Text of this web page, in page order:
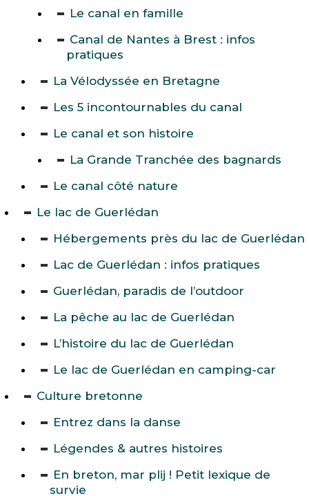
Le canal en famille
Canal de Nantes à Brest : infos
pratiques
La Vélodyssée en Bretagne
Les 5 incontournables du canal
Le canal et son histoire
La Grande Tranchée des bagnards
Le canal côté nature
Le lac de Guerlédan
Hébergements près du lac de Guerlédan
Lac de Guerlédan : infos pratiques
Guerlédan, paradis de l’outdoor
La pêche au lac de Guerlédan
L’histoire du lac de Guerlédan
Le lac de Guerlédan en camping-car
Culture bretonne
Entrez dans la danse
Légendes & autres histoires
En breton, mar plij ! Petit lexique de
survie